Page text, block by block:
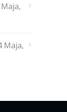
Maja,